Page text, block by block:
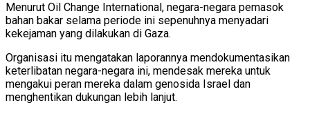
Menurut Oil Change International, negara-negara pemasok
bahan bakar selama periode ini sepenuhnya menyadari
kekejaman yang dilakukan di Gaza.
Organisasi itu mengatakan laporannya mendokumentasikan
keterlibatan negara-negara ini, mendesak mereka untuk
mengakui peran mereka dalam genosida Israel dan
menghentikan dukungan lebih lanjut.